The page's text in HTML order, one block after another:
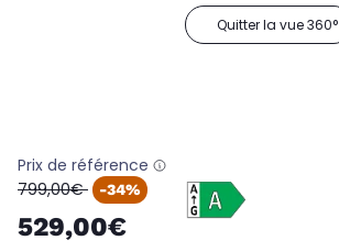
Quitter la vue 360°
Prix de référence
oldPrice
799,00€ -34%
529,00€